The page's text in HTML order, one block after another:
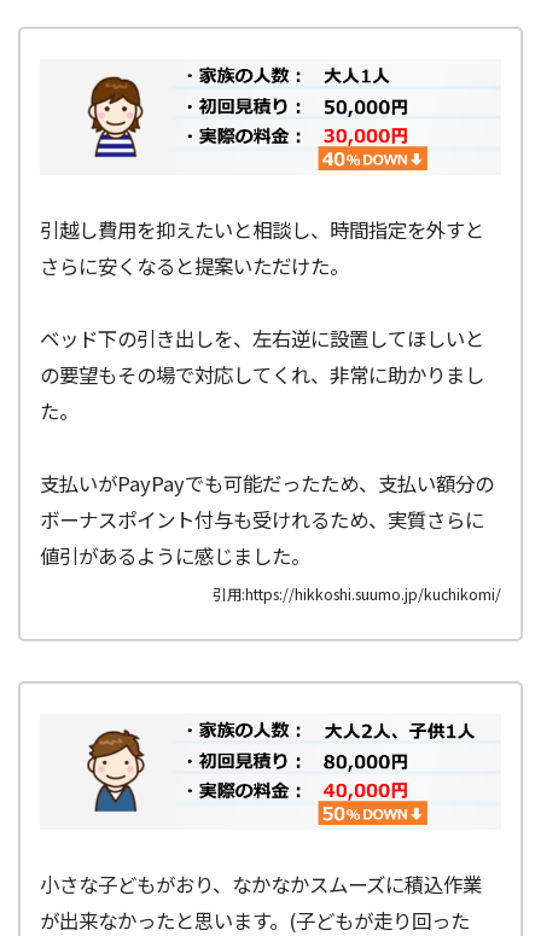
引越し費用を抑えたいと相談し、時間指定を外すと
さらに安くなると提案いただけた。
ベッド下の引き出しを、左右逆に設置してほしいと
の要望もその場で対応してくれ、非常に助かりまし
た。
支払いがPayPayでも可能だったため、支払い額分の
ボーナスポイント付与も受けれるため、実質さらに
値引があるように感じました。
引用:https://hikkoshi.suumo.jp/kuchikomi/
小さな子どもがおり、なかなかスムーズに積込作業
が出来なかったと思います。(子どもが走り回った